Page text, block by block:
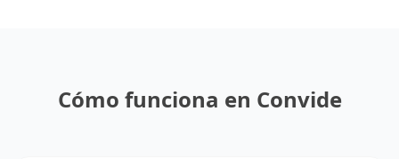
Cómo funciona en Convide